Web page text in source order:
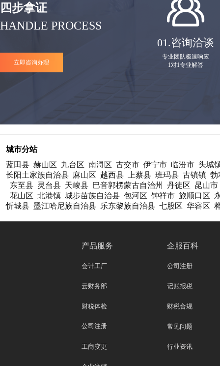
四步拿证
HANDLE PROCESS
立即咨询办理
01.咨询洽谈
专业团队极速响应
1对1专业解答
城市分站
蓝田县 赫山区 九台区 南浔区 古交市 伊宁市 临汾市 头城
长阳土家族自治县 麻山区 越西县 上蔡县 班玛县 古镇镇 勃
东至县 灵台县 天峻县 巴音郭楞蒙古自治州 丹徒区 昆山市
花山区 北港镇 城步苗族自治县 包河区 钟祥市 旅顺口区
忻城县 墨江哈尼族自治县 乐东黎族自治县 七股区 华容区
产品服务
会计工厂
云财务部
财税体检
公司注册
工商变更
企服百科
公司注册
记账报税
财税合规
常见问题
行业资讯